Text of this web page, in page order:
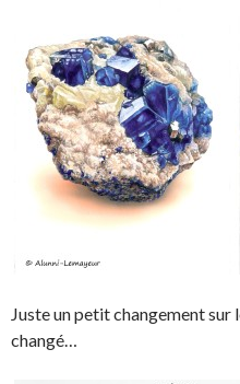
Juste un petit changement
changé…